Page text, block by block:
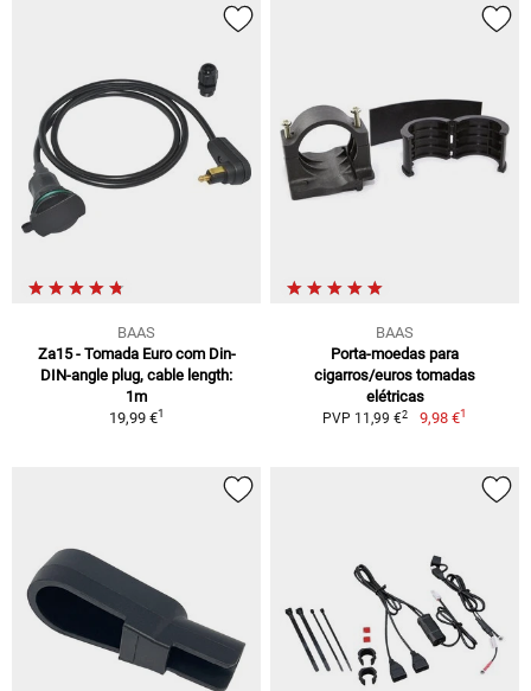
BAAS
Za15 - Tomada Euro com Din-
DIN-angle plug, cable length:
1m
19,99 €1
BAAS
Porta-moedas para
cigarros/euros tomadas
elétricas
PVP 11,99 €2 9,98 €1